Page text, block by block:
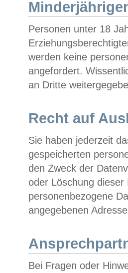
Personen unter 18
werden keine
angefordert.
an Dritte
Recht auf
Sie haben jederzeit
gespeicherten
den Zweck der
oder Löschung
personenbezogene
angegebenen
Bei Fragen oder